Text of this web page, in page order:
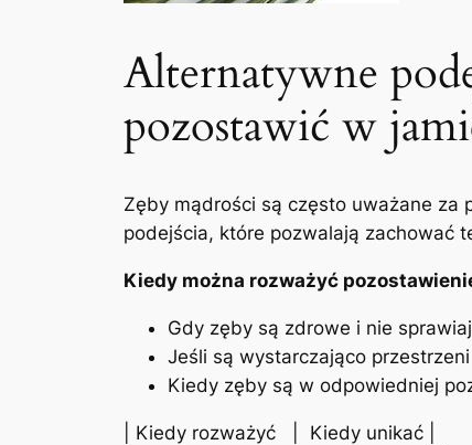
Alternatywne
pozostawić w
Zęby mądrości⁣ są⁤ często uważane za
⁣podejścia, które pozwalają zachować
Kiedy​ można rozważyć
Gdy zęby są zdrowe i nie
Jeśli są wystarczająco
Kiedy zęby są ​w odpowiedniej
| ⁣Kiedy ​rozważyć ⁤ ⁢ | ‌ Kiedy unikać |